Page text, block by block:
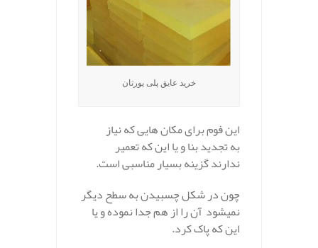
خرید عایق پلی یورتان
این فوم برای مکان هایی که نیاز
به تجدید بنا و یا این که تعمیر
ندارند گزینه بسیار مناسبی است.
چون در شکل چسبیدن به سطح دیگر
نمیشود آن را از هم جدا نموده و یا
این که پاک کرد.